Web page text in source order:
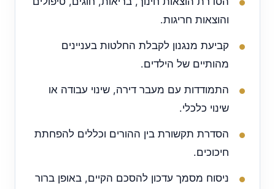
והוצאות חריגות.
קביעת מנגנון לקבלת החלטות בעניינים
מהותיים של הילדים.
התמודדות עם מעבר דירה, שינוי עבודה או
שינוי כלכלי.
הסדרת תקשורת בין ההורים וכללים להפחתת
חיכוכים.
ניסוח מסמך עדכון להסכם הקיים, באופן ברור